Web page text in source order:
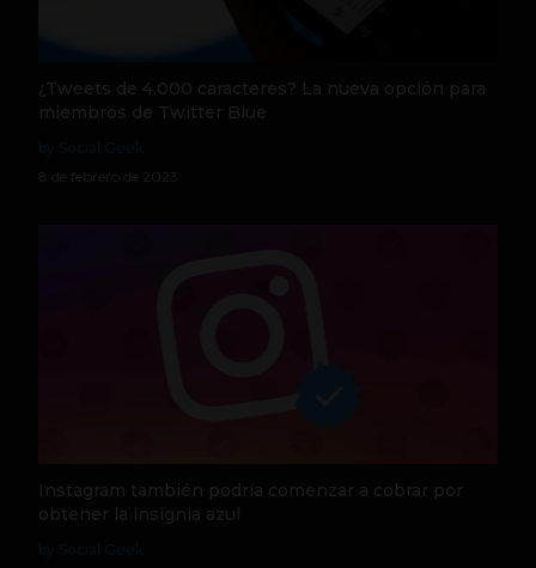
¿Tweets de 4.000 caracteres? La nueva opción para
miembros de Twitter Blue
8 de febrero de 2023
Instagram también podría comenzar a cobrar por
obtener la insignia azul